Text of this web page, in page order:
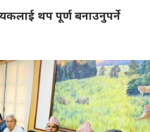
थप पूर्ण बनाउनुपर्ने